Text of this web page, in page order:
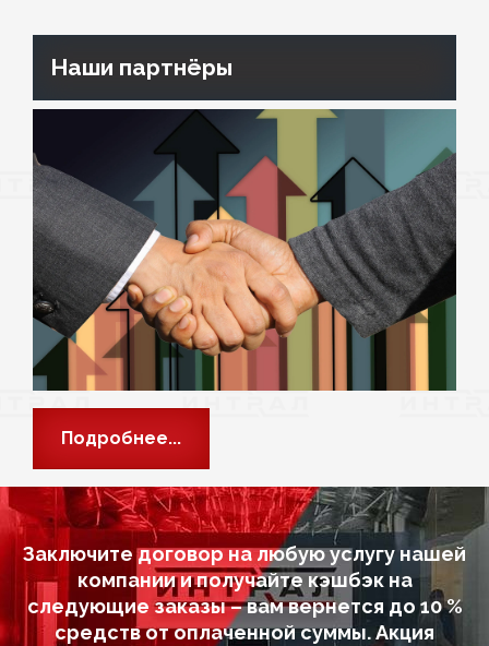
Наши партнёры
Подробнее...
Заключите договор на любую услугу нашей
компании и получайте кэшбэк на
следующие заказы – вам вернется до 10 %
средств от оплаченной суммы. Акция